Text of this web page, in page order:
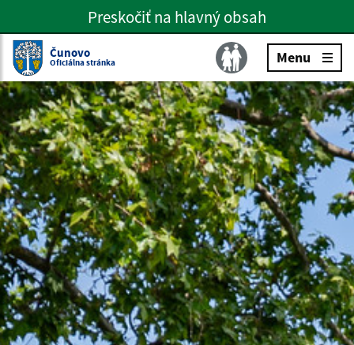
Preskočiť na hlavné menu
Preskočiť na hlavný obsah
Slovenčina
Čunovo
Oficiálna stránka Menu